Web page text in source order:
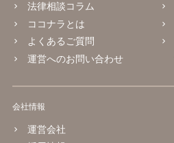
法律相談コラム
ココナラとは
よくあるご質問
運営へのお問い合わせ
会社情報
運営会社